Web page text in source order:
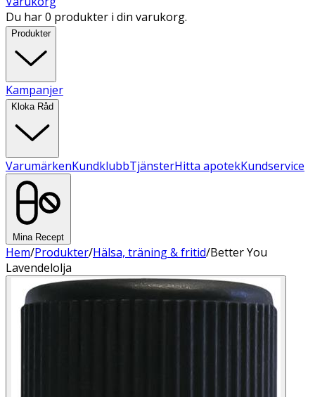
Du har 0 produkter i din varukorg.
Produkter
Kampanjer
Kloka Råd
VarumärkenKundklubbTjänsterHitta apotekKundservice
Mina Recept
Hem/Produkter/Hälsa, träning & fritid/Better You
Lavendelolja